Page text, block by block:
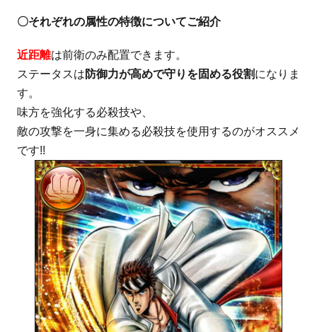
〇それぞれの属性の特徴についてご紹介
近距離は前衛のみ配置できます。
ステータスは 防御力が高めで守りを固める役割になりま
す。
味方を強化する必殺技や、
敵の攻撃を一身に集める必殺技を使用するのがオススメ
です!!